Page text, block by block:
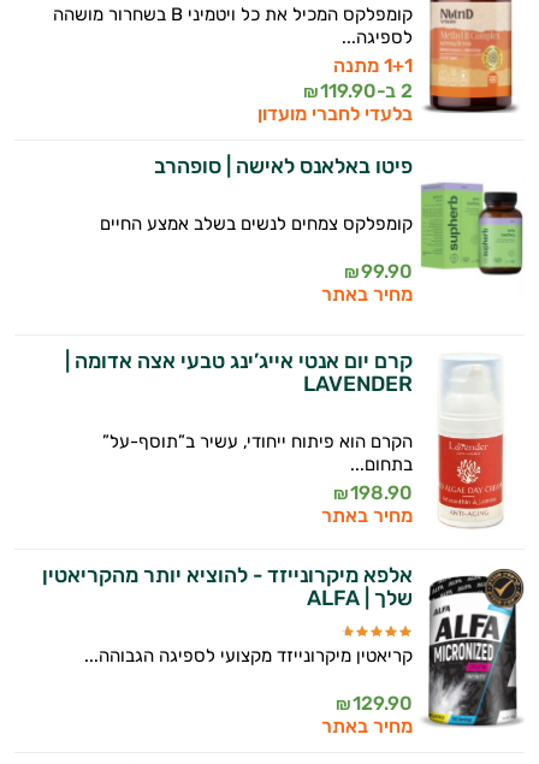
קומפלקס המכיל את כל ויטמיני B בשחרור מושהה
לספיגה...
1+1 מתנה
2 ב-
119.90
₪
בלעדי לחברי מועדון
פיטו באלאנס לאישה | סופהרב
קומפלקס צמחים לנשים בשלב אמצע החיים
99.90
₪
מחיר באתר
קרם יום אנטי אייג’ינג טבעי אצה אדומה |
LAVENDER
הקרם הוא פיתוח ייחודי, עשיר ב”תוסף-על”
בתחום...
198.90
₪
מחיר באתר
אלפא מיקרונייזד - להוציא יותר מהקריאטין
שלך | ALFA
קריאטין מיקרונייזד מקצועי לספיגה הגבוהה...
129.90
₪
מחיר באתר
היי,
אני יועץ הבריאות האישי AI של טבע בריא.
התשובות שלי מבוססות על מאגרי מידע קליניים
וספרות מקצועית בתחומי הרפואה הטבעית
ותזונת הספורט.
אני כאן כדי לעזור לך להתאים את תוספי
התזונה ומוצרי הבריאות המדויקים למטרות
עובדים יחד כדי למקסם תוצאות גם בחיי היום
יום וגם בתחום הכושר והספורט.
המטרה שלי היא להתאים עבורך המלצות
אישיות מבוססות מדעית.
זה הזמן להתחיל. איך אוכל לעזור?